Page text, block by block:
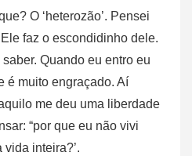
O ‘heterozão’. Pensei
faz o escondidinho dele.
Quando eu entro eu
é muito engraçado. Aí
me deu uma liberdade
“por que eu não vivi
inteira?’.